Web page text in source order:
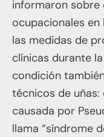
informaron sobre
ocupacionales en
las medidas de
clínicas durante
condición
técnicos de
causada por
llama “síndrome